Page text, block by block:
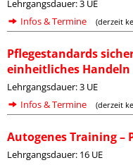
Lehrgangsdauer: 3 UE
Infos & Termine
(derzeit
Pflegestandards
einheitliches Handeln
Lehrgangsdauer: 3 UE
Infos & Termine
(derzeit
Autogenes Training
Lehrgangsdauer: 16 UE